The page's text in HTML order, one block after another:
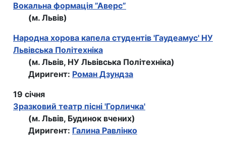
Вокальна формація ”Аверс”
(м. Львів)
Народна хорова капела студентів 'Гаудеамус' НУ
Львівська Політехніка
(м. Львів, НУ Львівська Політехніка)
Диригент: Роман Дзундза
19 січня
Зразковий театр пісні 'Горличка'
(м. Львів, Будинок вчених)
Диригент: Галина Равлінко